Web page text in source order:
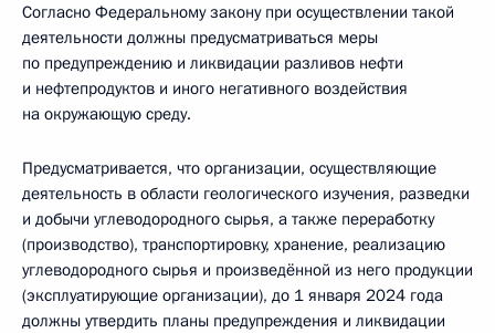
Согласно Федеральному закону при осуществлении такой
деятельности должны предусматриваться меры
по предупреждению и ликвидации разливов нефти
и нефтепродуктов и иного негативного воздействия
на окружающую среду.
Предусматривается, что организации, осуществляющие
деятельность в области геологического изучения, разведки
и добычи углеводородного сырья, а также переработку
(производство), транспортировку, хранение, реализацию
углеводородного сырья и произведённой из него продукции
(эксплуатирующие организации), до 1 января 2024 года
должны утвердить планы предупреждения и ликвидации